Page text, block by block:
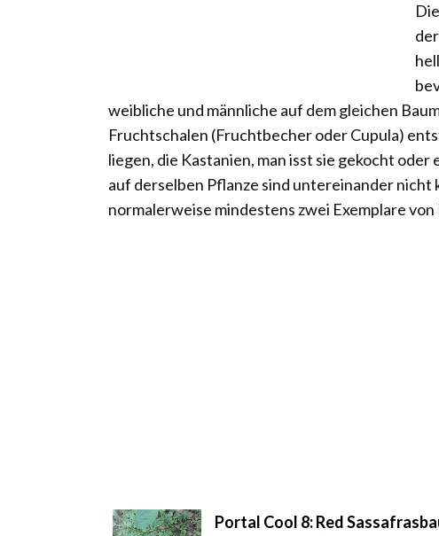
weibliche und männliche auf dem gleichen
Fruchtschalen (Fruchtbecher oder Cupula)
liegen, die Kastanien, man isst sie gekocht
auf derselben Pflanze sind untereinander
normalerweise mindestens zwei Exemplare von
Portal Cool 8: Red